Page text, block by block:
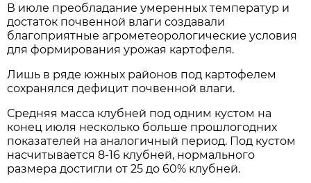
В июле преобладание умеренных температур и
достаток почвенной влаги создавали
благоприятные агрометеорологические условия
для формирования урожая картофеля.
Лишь в ряде южных районов под картофелем
сохранялся дефицит почвенной влаги.
Средняя масса клубней под одним кустом на
конец июля несколько больше прошлогодних
показателей на аналогичный период. Под кустом
насчитывается 8-16 клубней, нормального
размера достигли от 25 до 60% клубней.